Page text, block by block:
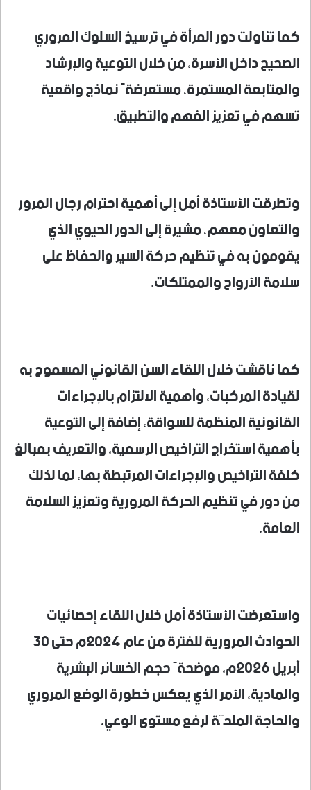
كما تناولت دور المرأة في ترسيخ السلوك المروري
الصحيح داخل الأسرة، من خلال التوعية والإرشاد
والمتابعة المستمرة، مستعرضةً نماذج واقعية
تسهم في تعزيز الفهم والتطبيق.
وتطرقت الأستاذة أمل إلى أهمية احترام رجال المرور
والتعاون معهم، مشيرة إلى الدور الحيوي الذي
يقومون به في تنظيم حركة السير والحفاظ على
سلامة الأرواح والممتلكات.
كما ناقشت خلال اللقاء السن القانوني المسموح به
لقيادة المركبات، وأهمية الالتزام بالإجراءات
القانونية المنظمة للسواقة، إضافة إلى التوعية
بأهمية استخراج التراخيص الرسمية، والتعريف بمبالغ
كلفة التراخيص والإجراءات المرتبطة بها، لما لذلك
من دور في تنظيم الحركة المرورية وتعزيز السلامة
العامة.
واستعرضت الأستاذة أمل خلال اللقاء إحصائيات
الحوادث المرورية للفترة من عام 2024م حتى 30
أبريل 2026م، موضحةً حجم الخسائر البشرية
والمادية، الأمر الذي يعكس خطورة الوضع المروري
والحاجة الملحّة لرفع مستوى الوعي.